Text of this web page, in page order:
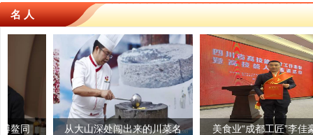
名 人
从大山深处闯出来的川菜名
美食业“成都工匠”李佳豪荣
“時
三个椰